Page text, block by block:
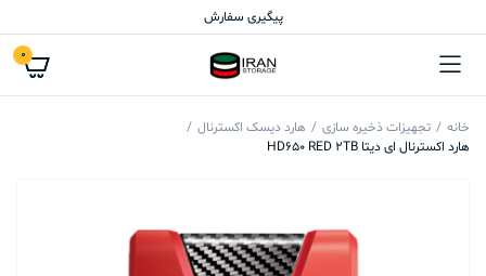
پیگیری سفارش
0
خانه تجهیزات ذخیره سازی
هارد دیسک اکسترنال
هارد اکسترنال ای دیتا HD650 RED 2TB